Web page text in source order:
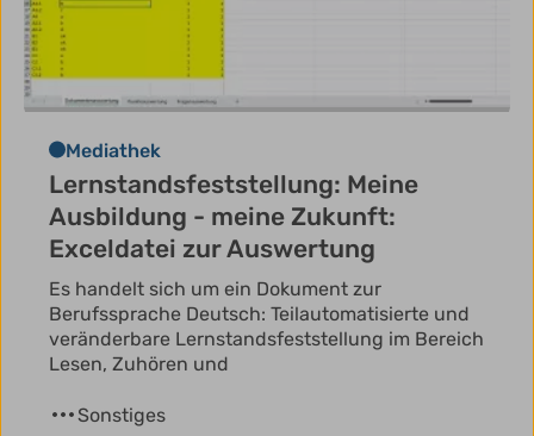
Mediathek
Lernstandsfeststellung: Meine
Ausbildung - meine Zukunft:
Exceldatei zur Auswertung
Es handelt sich um ein Dokument zur
Berufssprache Deutsch: Teilautomatisierte und
veränderbare Lernstandsfeststellung im Bereich
Lesen, Zuhören und
Sonstiges